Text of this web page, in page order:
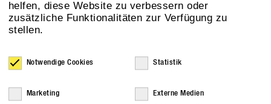
von nur einem Tag
enge Zeitfenster erfolgreich gemeistert
Kunden.
helfen, diese Website zu verbessern oder
zusätzliche Funktionalitäten zur Verfügung zu
stellen.
Notwendige Cookies Statistik
Marketing Externe Medien